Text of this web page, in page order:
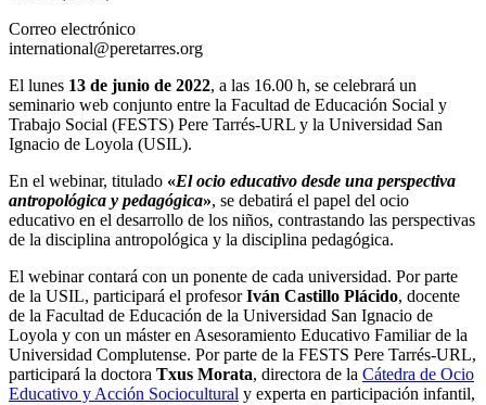
Correo electrónico
international@peretarres.org
El lunes 13 de junio de 2022, a las 16.00 h, se celebrará un
seminario web conjunto entre la Facultad de Educación Social y
Trabajo Social (FESTS) Pere Tarrés-URL y la Universidad San
Ignacio de Loyola (USIL).
En el webinar, titulado «El ocio educativo desde una perspectiva
antropológica y pedagógica», se debatirá el papel del ocio
educativo en el desarrollo de los niños, contrastando las perspectivas
de la disciplina antropológica y la disciplina pedagógica.
El webinar contará con un ponente de cada universidad. Por parte
de la USIL, participará el profesorIván Castillo Plácido, docente
de la Facultad de Educación de la Universidad San Ignacio de
Loyola y con un máster en Asesoramiento Educativo Familiar de la
Universidad Complutense. Por parte de la FESTS Pere Tarrés-URL,
participará la doctora Txus Morata, directora de la Cátedra de Ocio
Educativo y Acción Sociocultural y experta en participación infantil,